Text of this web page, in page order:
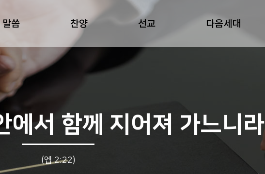
말씀 찬양 선교 다음세대
에서 함께 지어져 가느니라
(엡 2:22)